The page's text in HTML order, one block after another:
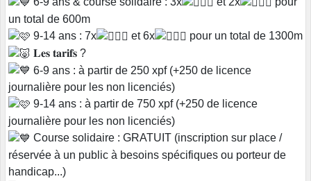
un total de 600m
9-14 ans : 7x
et 6x
pour un total de 1300m
𝐋𝐞𝐬 𝐭𝐚𝐫𝐢𝐟𝐬 ?
6-9 ans : à partir de 250 xpf (+250 de licence
journalière pour les non licenciés)
9-14 ans : à partir de 750 xpf (+250 de licence
journalière pour les non licenciés)
Course solidaire : GRATUIT (inscription sur place /
réservée à un public à besoins spécifiques ou porteur de
handicap...)